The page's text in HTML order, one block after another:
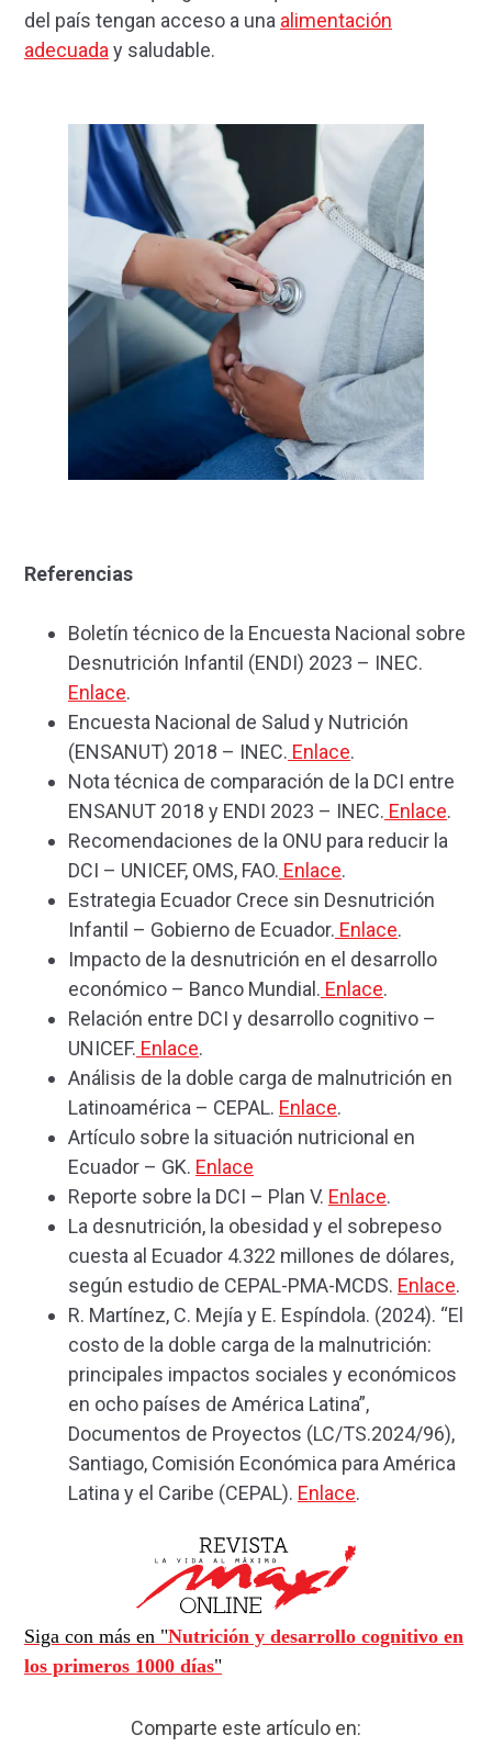
del país tengan acceso a una alimentación
adecuaday saludable.
Referencias
Boletín técnico de la Encuesta Nacional sobre
Desnutrición Infantil (ENDI) 2023 – INEC.
Enlace.
Encuesta Nacional de Salud y Nutrición
(ENSANUT) 2018 – INEC. Enlace.
Nota técnica de comparación de la DCI entre
ENSANUT 2018 y ENDI 2023 – INEC. Enlace.
Recomendaciones de la ONU para reducir la
DCI – UNICEF, OMS, FAO. Enlace.
Estrategia Ecuador Crece sin Desnutrición
Infantil – Gobierno de Ecuador. Enlace.
Impacto de la desnutrición en el desarrollo
económico – Banco Mundial. Enlace.
Relación entre DCI y desarrollo cognitivo –
UNICEF. Enlace.
Análisis de la doble carga de malnutrición en
Latinoamérica – CEPAL. Enlace.
Artículo sobre la situación nutricional en
Ecuador – GK. Enlace
Reporte sobre la DCI – Plan V. Enlace.
La desnutrición, la obesidad y el sobrepeso
cuesta al Ecuador 4.322 millones de dólares,
según estudio de CEPAL-PMA-MCDS. Enlace.
R. Martínez, C. Mejía y E. Espíndola. (2024). “El
costo de la doble carga de la malnutrición:
principales impactos sociales y económicos
en ocho países de América Latina”,
Documentos de Proyectos (LC/TS.2024/96),
Santiago, Comisión Económica para América
Latina y el Caribe (CEPAL). Enlace.
Siga con más en "Nutrición y desarrollo cognitivo en
los primeros 1000 días"
Comparte este artículo en: